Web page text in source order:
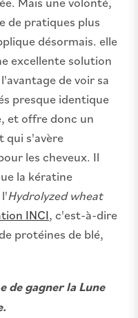
de pratiques plus
désormais. elle
excellente solution
de voir sa
presque identique
et offre donc un
qui s'avère
les cheveux. Il
la kératine
Hydrolyzed wheat
INCI, c'est-à-dire
protéines de blé,
de gagner la Lune